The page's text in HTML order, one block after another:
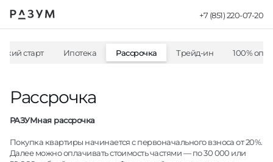
+7 (851) 220-07-20
старт Ипотека Рассрочка Трейд-ин 100%
Рассрочка
РАЗУМная рассрочка
Покупка квартиры начинается с первоначального взноса от 20%.
Далее можно оплачивать стоимость частями — по 30 000 или